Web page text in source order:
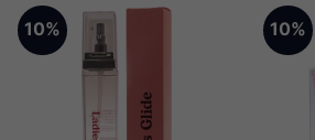
10% 10%